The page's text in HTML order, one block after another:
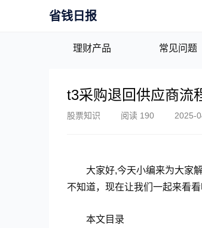
省钱日报
理财产品 常见问题
t3采购退回供应商流
股票知识 阅读 190 2025-
大家好,今天小编来为大家
不知道，现在让我们一起来看看
本文目录